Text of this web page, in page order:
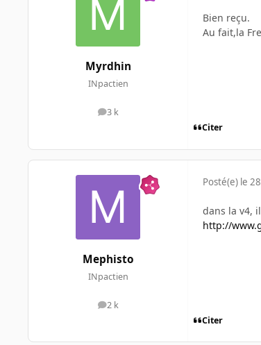
Myrdhin
INpactien
3 k
messages
Bien reçu.
Au fait,la
Citer
Mephisto
INpactien
2 k
messages
Posté(e) le
dans la v4,
http://
Citer